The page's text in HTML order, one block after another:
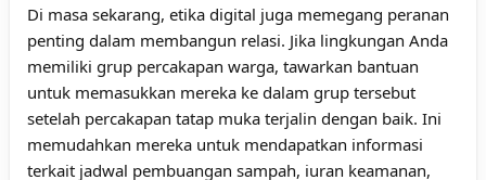
Di masa sekarang, etika digital juga memegang peranan
penting dalam membangun relasi. Jika lingkungan Anda
memiliki grup percakapan warga, tawarkan bantuan
untuk memasukkan mereka ke dalam grup tersebut
setelah percakapan tatap muka terjalin dengan baik. Ini
memudahkan mereka untuk mendapatkan informasi
terkait jadwal pembuangan sampah, iuran keamanan,